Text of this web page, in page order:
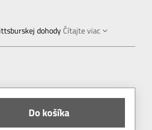
dohody Čítajte viac
Do košíka